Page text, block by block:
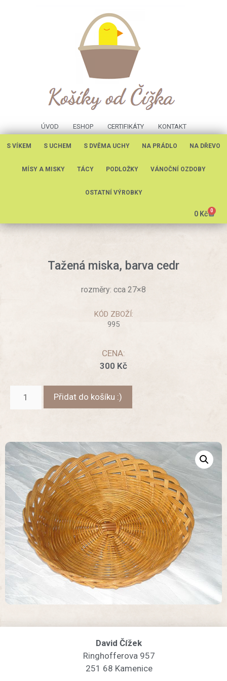
ÚVOD ESHOP CERTIFIKÁTY KONTAKT
S VÍKEM S UCHEM S DVĚMA UCHY NA PRÁDLO NA DŘEVO
MÍSY A MISKY TÁCY PODLOŽKY VÁNOČNÍ OZDOBY
OSTATNÍ VÝROBKY
0 Kč 0
Tažená miska, barva cedr
rozměry: cca 27×8
KÓD ZBOŽÍ:
995
CENA:
300 Kč
Přidat do košíku :)
David Čížek
Ringhofferova 957
251 68 Kamenice